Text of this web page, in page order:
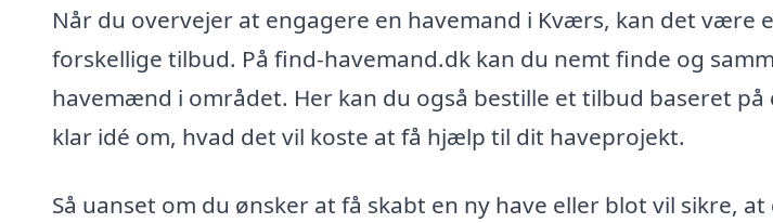
Når du overvejer at engagere en havemand i Kværs, kan det være
forskellige tilbud. På find-havemand.dk kan du nemt finde og
havemænd i området. Her kan du også bestille et tilbud baseret på
klar idé om, hvad det vil koste at få hjælp til dit haveprojekt.
Så uanset om du ønsker at få skabt en ny have eller blot vil sikre,